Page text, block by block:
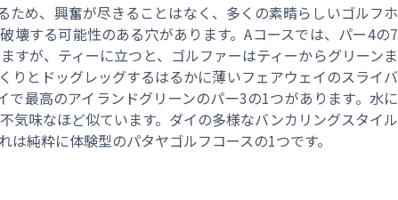
ため、興奮が尽きることはなく、多くの素晴らしいゴルフホ
壊する可能性のある穴があります。Aコースでは、パー4の7
すが、ティーに立つと、ゴルファーはティーからグリーンま
りとドッグレッグするはるかに薄いフェアウェイのスライバ
最高のアイランドグリーンのパー3の1つがあります。水に
気味なほど似ています。ダイの多様なバンカリングスタイル
純粋に体験型のパタヤゴルフコースの1つです。